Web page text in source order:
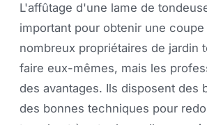
L'affûtage d'une lame de
important pour obtenir une coupe
nombreux propriétaires de jardin
faire eux-mêmes, mais les
des avantages. Ils disposent des
des bonnes techniques pour